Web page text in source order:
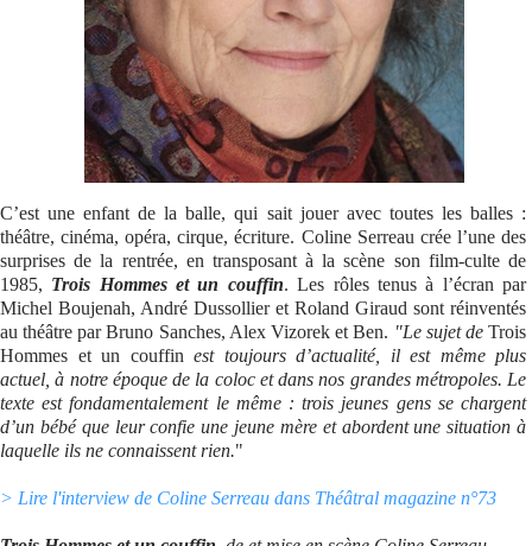
C’est une enfant de la balle, qui sait jouer avec toutes les balles :
théâtre, cinéma, opéra, cirque, écriture. Coline Serreau crée l’une des
surprises de la rentrée, en transposant à la scène son film-culte de
1985, Trois Hommes et un couffin. Les rôles tenus à l’écran par
Michel Boujenah, André Dussollier et Roland Giraud sont réinventés
au théâtre par Bruno Sanches, Alex Vizorek et Ben. "Le sujet de Trois
Hommes et un couffin est toujours d’actualité, il est même plus
actuel, à notre époque de la coloc et dans nos grandes métropoles. Le
texte est fondamentalement le même : trois jeunes gens se chargent
d’un bébé que leur confie une jeune mère et abordent une situation à
laquelle ils ne connaissent rien."
> Lire l'interview de Coline Serreau dans Théâtral magazine n°73